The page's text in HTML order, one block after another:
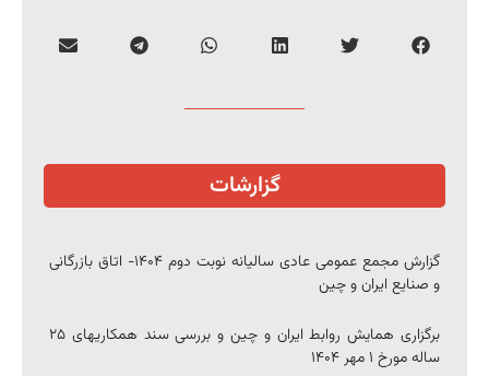
گزارشات
گزارش مجمع عمومی عادی سالیانه نوبت دوم ۱۴۰۴- اتاق بازرگانی
و صنایع ایران و چین
برگزاری همایش روابط ایران و چین و بررسی سند همکاریهای ۲۵
ساله مورخ ۱ مهر ۱۴۰۴